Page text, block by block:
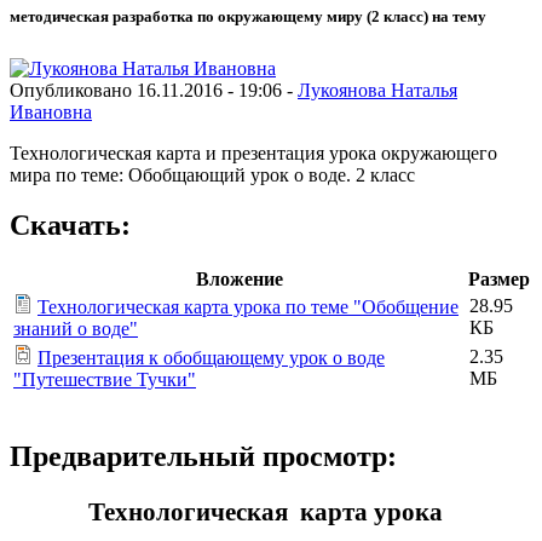
методическая разработка по окружающему миру (2 класс) на тему
Опубликовано 16.11.2016 - 19:06 - Лукоянова Наталья
Ивановна
Технологическая карта и презентация урока окружающего
мира по теме: Обобщающий урок о воде. 2 класс
Скачать:
Вложение
Размер
Технологическая карта урока по теме "Обобщение
знаний о воде"
28.95
КБ
Презентация к обобщающему урок о воде
"Путешествие Тучки"
2.35
МБ
Предварительный просмотр:
Технологическая карта урока